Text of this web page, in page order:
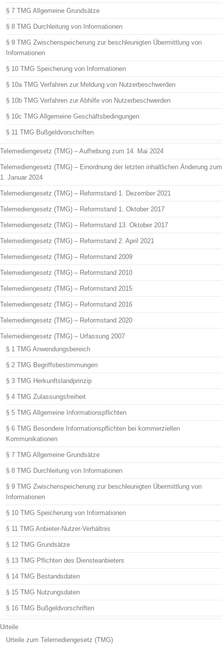
§ 7 TMG Allgemeine Grundsätze
§ 8 TMG Durchleitung von Informationen
§ 9 TMG Zwischenspeicherung zur beschleunigten Übermittlung von
Informationen
§ 10 TMG Speicherung von Informationen
§ 10a TMG Verfahren zur Meldung von Nutzerbeschwerden
§ 10b TMG Verfahren zur Abhilfe von Nutzerbeschwerden
§ 10c TMG Allgemeine Geschäftsbedingungen
§ 11 TMG Bußgeldvorschriften
Telemediengesetz (TMG) – Aufhebung zum 14. Mai 2024
Telemediengesetz (TMG) – Einordnung der letzten inhaltlichen Änderung zum
1. Januar 2024
Telemediengesetz (TMG) – Reformstand 1. Dezember 2021
Telemediengesetz (TMG) – Reformstand 1. Oktober 2017
Telemediengesetz (TMG) – Reformstand 13. Oktober 2017
Telemediengesetz (TMG) – Reformstand 2. April 2021
Telemediengesetz (TMG) – Reformstand 2009
Telemediengesetz (TMG) – Reformstand 2010
Telemediengesetz (TMG) – Reformstand 2015
Telemediengesetz (TMG) – Reformstand 2016
Telemediengesetz (TMG) – Reformstand 2020
Telemediengesetz (TMG) – Urfassung 2007
§ 1 TMG Anwendungsbereich
§ 2 TMG Begriffsbestimmungen
§ 3 TMG Herkunftslandprinzip
§ 4 TMG Zulassungsfreiheit
§ 5 TMG Allgemeine Informationspflichten
§ 6 TMG Besondere Informationspflichten bei kommerziellen
Kommunikationen
§ 7 TMG Allgemeine Grundsätze
§ 8 TMG Durchleitung von Informationen
§ 9 TMG Zwischenspeicherung zur beschleunigten Übermittlung von
Informationen
§ 10 TMG Speicherung von Informationen
§ 11 TMG Anbieter-Nutzer-Verhältnis
§ 12 TMG Grundsätze
§ 13 TMG Pflichten des Diensteanbieters
§ 14 TMG Bestandsdaten
§ 15 TMG Nutzungsdaten
§ 16 TMG Bußgeldvorschriften
Urteile
Urteile zum Telemediengesetz (TMG)